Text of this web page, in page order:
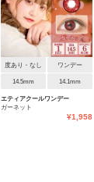
度あり・なし ワンデー
14.5mm 14.1mm
エティアクールワンデー
ガーネット
¥1,958